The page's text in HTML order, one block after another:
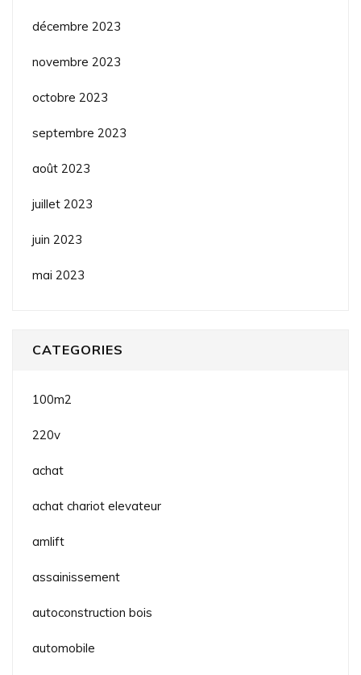
décembre 2023
novembre 2023
octobre 2023
septembre 2023
août 2023
juillet 2023
juin 2023
mai 2023
CATEGORIES
100m2
220v
achat
achat chariot elevateur
amlift
assainissement
autoconstruction bois
automobile